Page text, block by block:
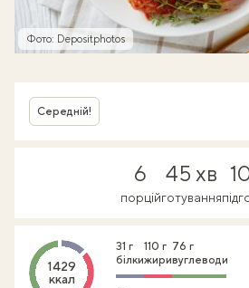
Фото: Depositphotos
Середній!
6
порцій
45 хв
готування
1429
ккал
31 г
білки
110 г
жири
76 г
вуглеводи